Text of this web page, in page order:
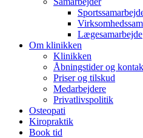
Lægesamarbejde
Om klinikken
Klinikken
Åbningstider og
Priser og tilskud
Medarbejdere
Privatlivspolitik
Osteopati
Kiropraktik
Book tid